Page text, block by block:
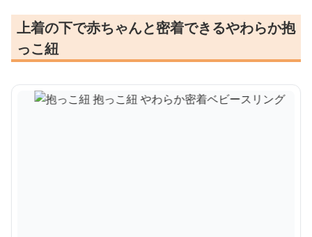
上着の下で赤ちゃんと密着できるやわらか抱
っこ紐